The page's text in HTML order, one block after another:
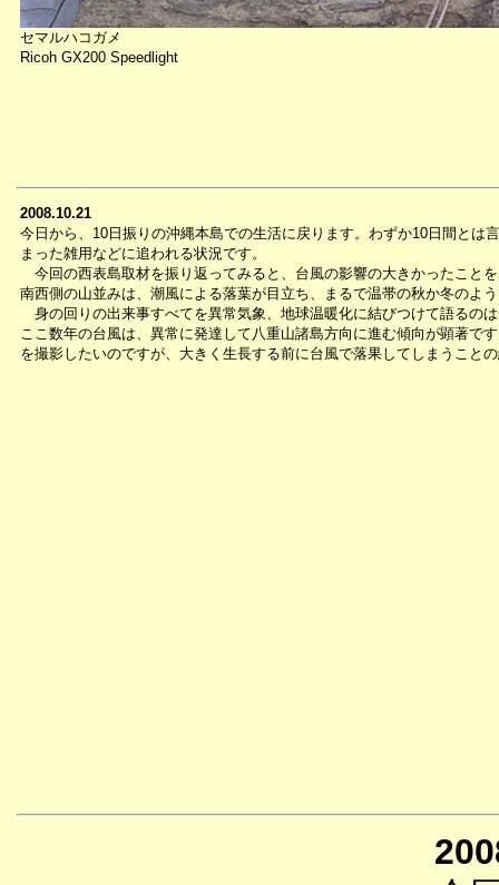
セマルハコガメ
Ricoh GX200 Speedlight
2008.10.21
今日から、10日振りの沖縄本島での生活に戻ります。わずか10日間とは
まった雑用などに追われる状況です。
今回の西表島取材を振り返ってみると、台風の影響の大きかったこと
南西側の山並みは、潮風による落葉が目立ち、まるで温帯の秋か冬のよ
身の回りの出来事すべてを異常気象、地球温暖化に結びつけて語るの
ここ数年の台風は、異常に発達して八重山諸島方向に進む傾向が顕著で
を撮影したいのですが、大きく生長する前に台風で落果してしまうこと